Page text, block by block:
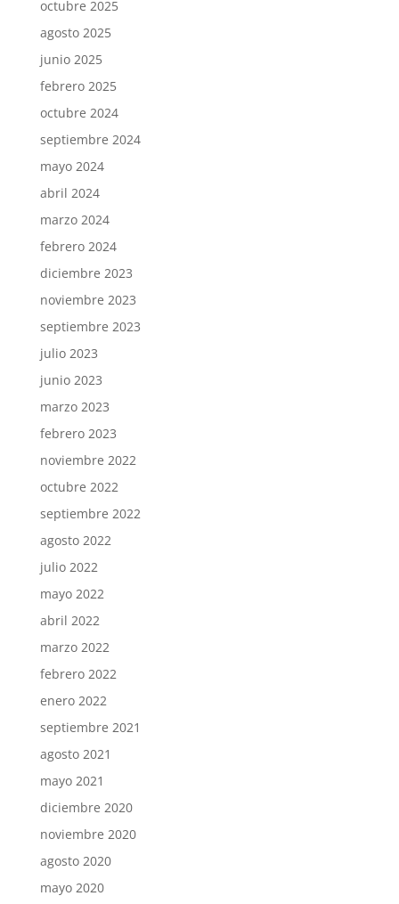
octubre 2025
agosto 2025
junio 2025
febrero 2025
octubre 2024
septiembre 2024
mayo 2024
abril 2024
marzo 2024
febrero 2024
diciembre 2023
noviembre 2023
septiembre 2023
julio 2023
junio 2023
marzo 2023
febrero 2023
noviembre 2022
octubre 2022
septiembre 2022
agosto 2022
julio 2022
mayo 2022
abril 2022
marzo 2022
febrero 2022
enero 2022
septiembre 2021
agosto 2021
mayo 2021
diciembre 2020
noviembre 2020
agosto 2020
mayo 2020